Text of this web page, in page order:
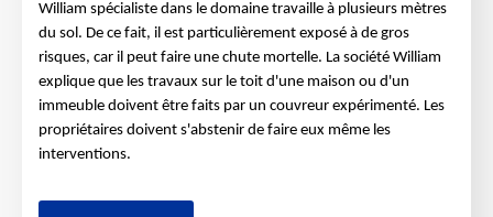
William spécialiste dans le domaine travaille à plusieurs mètres
du sol. De ce fait, il est particulièrement exposé à de gros
risques, car il peut faire une chute mortelle. La société William
explique que les travaux sur le toit d'une maison ou d'un
immeuble doivent être faits par un couvreur expérimenté. Les
propriétaires doivent s'abstenir de faire eux même les
interventions.